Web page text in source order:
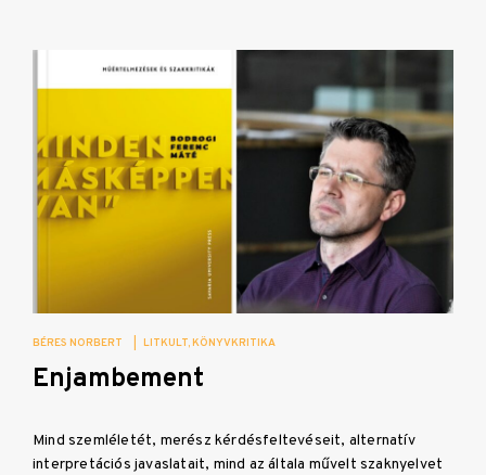
BÉRES NORBERT LITKULT KÖNYVKRITIKA
Enjambement
Mind szemléletét, merész kérdésfeltevéseit, alternatív
interpretációs javaslatait, mind az általa művelt szaknyelvet